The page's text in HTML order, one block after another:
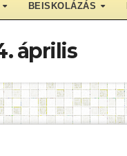
BEISKOLÁZÁS
április